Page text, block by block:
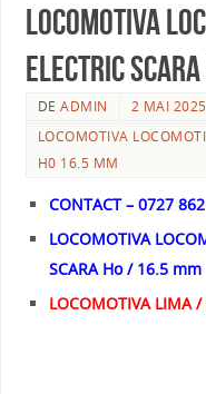
LOCOMOTIVA
ELECTRIC
DEADMIN
2 MAI 2025
LOCOMOTIVA
H0 16.5 MM
CONTACT – 0727
LOCOMOTIVA
SCARA Ho / 16.5 mm
LOCOMOTIVA LIMA /